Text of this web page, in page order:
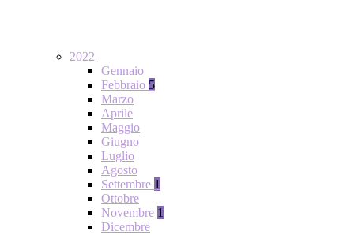
2022
Gennaio
Febbraio 5
Marzo
Aprile
Maggio
Giugno
Luglio
Agosto
Settembre 1
Ottobre
Novembre 1
Dicembre